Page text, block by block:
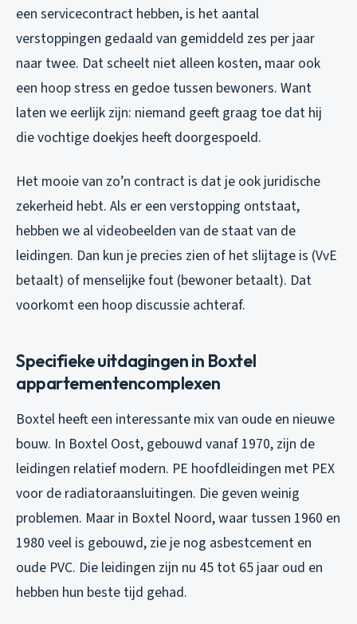
een servicecontract hebben, is het aantal
verstoppingen gedaald van gemiddeld zes per jaar
naar twee. Dat scheelt niet alleen kosten, maar ook
een hoop stress en gedoe tussen bewoners. Want
laten we eerlijk zijn: niemand geeft graag toe dat hij
die vochtige doekjes heeft doorgespoeld.
Het mooie van zo’n contract is dat je ook juridische
zekerheid hebt. Als er een verstopping ontstaat,
hebben we al videobeelden van de staat van de
leidingen. Dan kun je precies zien of het slijtage is (VvE
betaalt) of menselijke fout (bewoner betaalt). Dat
voorkomt een hoop discussie achteraf.
Specifieke uitdagingen in Boxtel
appartementencomplexen
Boxtel heeft een interessante mix van oude en nieuwe
bouw. In Boxtel Oost, gebouwd vanaf 1970, zijn de
leidingen relatief modern. PE hoofdleidingen met PEX
voor de radiatoraansluitingen. Die geven weinig
problemen. Maar in Boxtel Noord, waar tussen 1960 en
1980 veel is gebouwd, zie je nog asbestcement en
oude PVC. Die leidingen zijn nu 45 tot 65 jaar oud en
hebben hun beste tijd gehad.